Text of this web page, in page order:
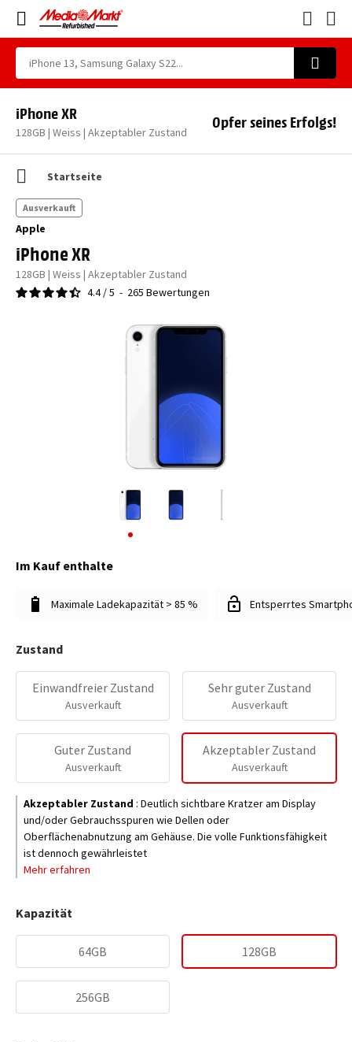
iPhone XR
128GB | Weiss | Akzeptabler Zustand
Opfer seines Erfolgs!
Startseite
Apple
iPhone XR
128GB | Weiss | Akzeptabler Zustand
4.4 /5 - 265 Bewertungen
Ausverkauft
Im Kauf enthalte
Maximale Ladekapazität > 85 % Entsperrtes
Zustand
Einwandfreier Zustand
Ausverkauft
Sehr guter Zustand
Ausverkauft
Guter Zustand
Ausverkauft
Akzeptabler Zustand
Ausverkauft
Akzeptabler Zustand : Deutlich sichtbare Kratzer am Display
und/oder Gebrauchsspuren wie Dellen oder
Oberflächenabnutzung am Gehäuse. Die volle Funktionsfähigkeit
ist dennoch gewährleistet
Mehr erfahren
Kapazität
64GB 128GB
256GB